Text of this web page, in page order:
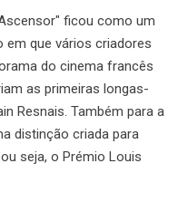
ficou como um
que vários criadores
do cinema francês
as primeiras longas-
Resnais. Também para a
distinção criada para
seja, o Prémio Louis